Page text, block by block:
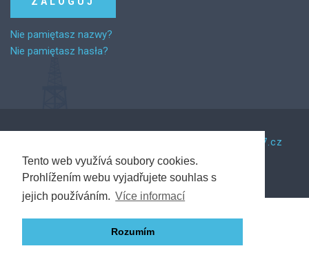
Tento web využívá soubory cookies.
Prohlížením webu vyjadřujete souhlas s
jejich používáním. Více informací
Rozumím
Nie pamiętasz nazwy?
Nie pamiętasz hasła?
Tento web vytvořil Web7.cz
Back to desktop version